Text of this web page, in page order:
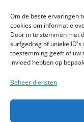
Om de beste ervaringen
cookies om informatie
Door in te stemmen met
surfgedrag of unieke ID's
toestemming geeft of uw
invloed hebben op
Beheer diensten
BTW
maart 2026
Disclaimer